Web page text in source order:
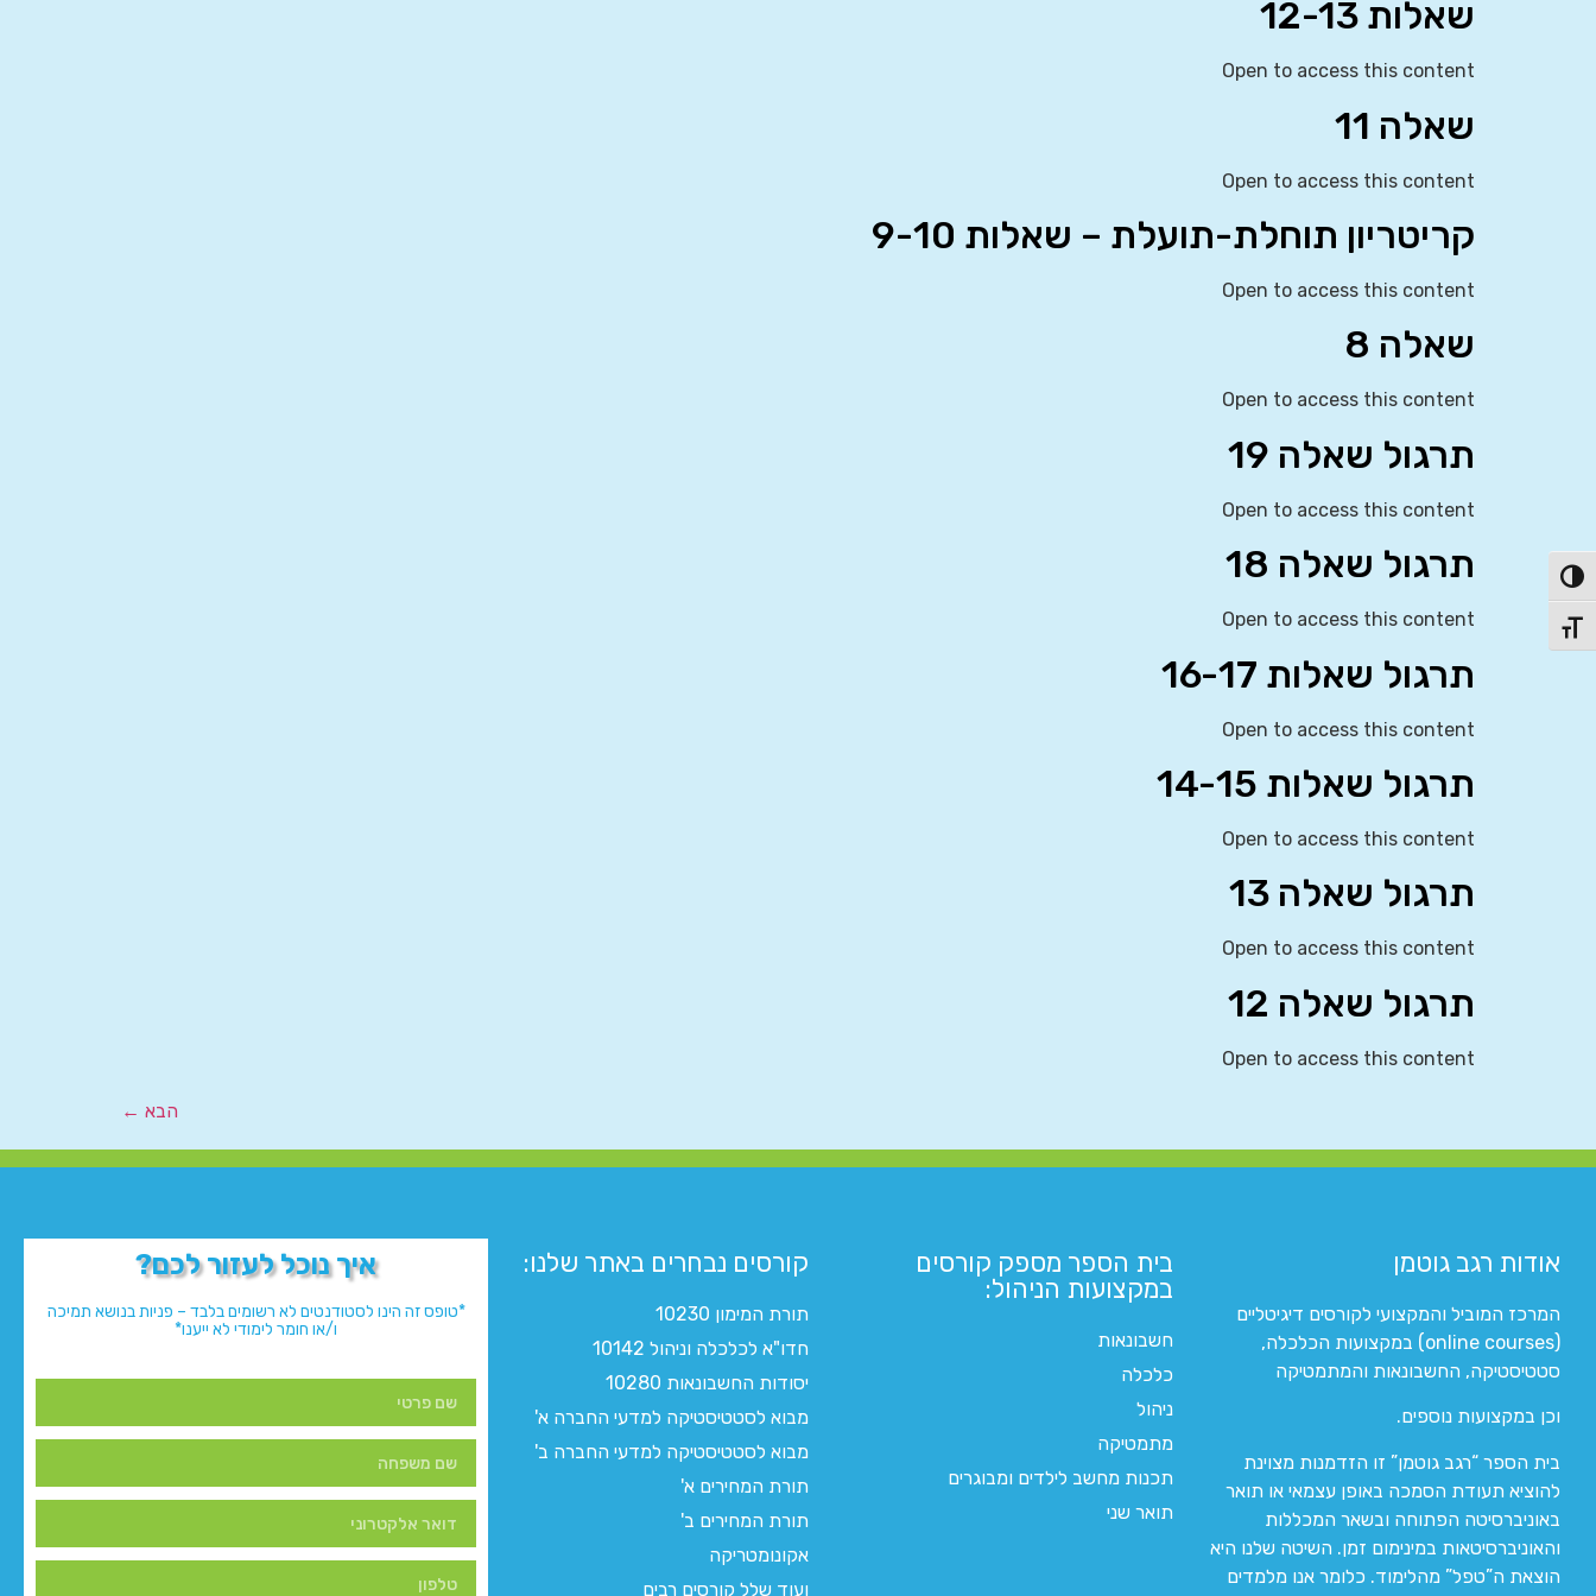
הפעל/כבה ניגודיות גבוהה
מתג גודל גופן
שאלות 12-13
Open to access this content
שאלה 11
Open to access this content
קריטריון תוחלת-תועלת – שאלות 9-10
Open to access this content
שאלה 8
Open to access this content
תרגול שאלה 19
Open to access this content
תרגול שאלה 18
Open to access this content
תרגול שאלות 16-17
Open to access this content
תרגול שאלות 14-15
Open to access this content
תרגול שאלה 13
Open to access this content
תרגול שאלה 12
Open to access this content
הבא ←
אודות רגב גוטמן
המרכז המוביל והמקצועי לקורסים דיגיטליים
(online courses) במקצועות הכלכלה,
סטטיסטיקה, החשבונאות והמתמטיקה
וכן במקצועות נוספים.
בית הספר “רגב גוטמן” זו הזדמנות מצוינת
להוציא תעודת הסמכה באופן עצמאי או תואר
באוניברסיטה הפתוחה ובשאר המכללות
והאוניברסיטאות במינימום זמן. השיטה שלנו היא
הוצאת ה”טפל” מהלימוד. כלומר אנו מלמדים
בית הספר מספק קורסים
במקצועות הניהול:
חשבונאות
כלכלה
ניהול
מתמטיקה
תכנות מחשב לילדים ומבוגרים
תואר שני
קורסים נבחרים באתר שלנו:​
תורת המימון 10230
חדו"א לכלכלה וניהול 10142
יסודות החשבונאות 10280
מבוא לסטטיסטיקה למדעי החברה א'
מבוא לסטטיסטיקה למדעי החברה ב'
תורת המחירים א'
תורת המחירים ב'
אקונומטריקה
ועוד שלל קורסים רבים
איך נוכל לעזור לכם?
*טופס זה הינו לסטודנטים לא רשומים בלבד – פניות בנושא תמיכה
ו/או חומר לימודי לא ייענו*